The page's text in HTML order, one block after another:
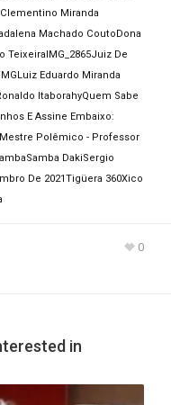
Clementino Miranda
Machado Couto Dona
Teixeira IMG_2865Juiz De
Luiz Eduardo Miranda
ItaborahyQuem Sabe
E Assine Embaixo:
Polêmico - Professor
Samba DakiSergio
De 2021Tigüera 360Xico
0
in